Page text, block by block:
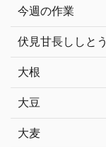
今週の作業
伏見甘長ししとう
大根
大豆
大麦